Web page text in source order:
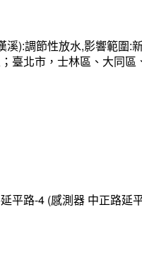
溪):調節性放水,影響範圍
臺北市，士林區、大同
平路-4 (感測器 中正路